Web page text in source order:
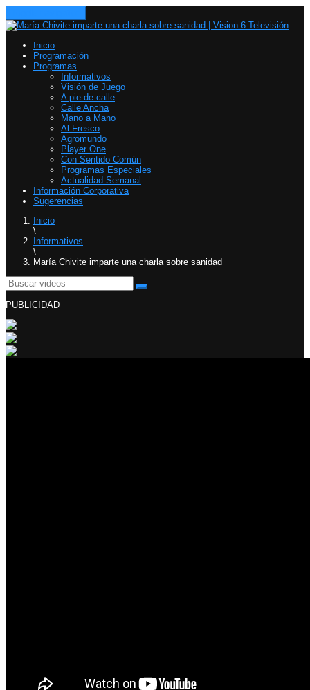
Inicio
Programación
Programas
Informativos
Visión de Juego
A pie de calle
Calle Ancha
Mano a Mano
Al Fresco
Agromundo
Player One
Con Sentido Común
Programas Especiales
Actualidad Semanal
Información Corporativa
Sugerencias
Inicio
\
Informativos
\
María Chivite imparte una charla sobre sanidad
PUBLICIDAD